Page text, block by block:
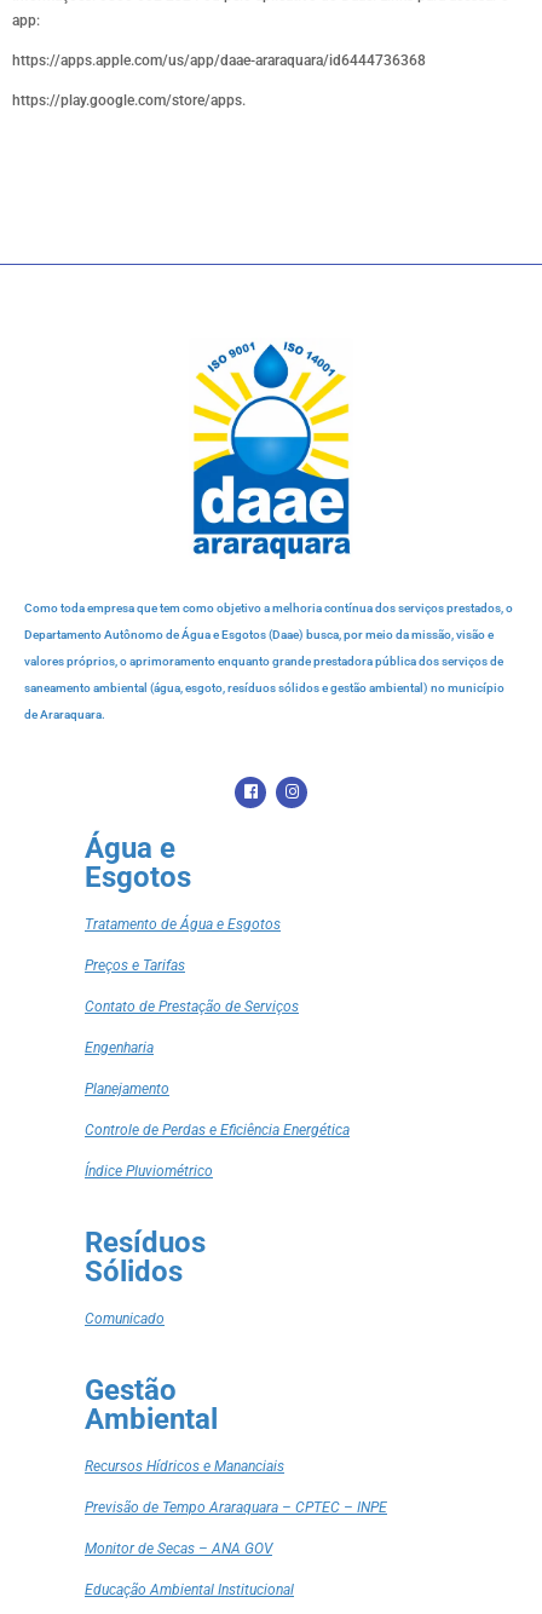
app:
https://apps.apple.com/us/app/daae-araraquara/id6444736368
https://play.google.com/store/apps.
Como toda empresa que tem como objetivo a melhoria contínua dos serviços prestados, o
Departamento Autônomo de Água e Esgotos (Daae) busca, por meio da missão, visão e
valores próprios, o aprimoramento enquanto grande prestadora pública dos serviços de
saneamento ambiental (água, esgoto, resíduos sólidos e gestão ambiental) no município
de Araraquara.
Água e
Esgotos
Tratamento de Água e Esgotos
Preços e Tarifas
Contato de Prestação de Serviços
Engenharia
Planejamento
Controle de Perdas e Eficiência Energética
Índice Pluviométrico
Resíduos
Sólidos
Comunicado
Gestão
Ambiental
Recursos Hídricos e Mananciais
Previsão de Tempo Araraquara – CPTEC – INPE
Monitor de Secas – ANA GOV
Educação Ambiental Institucional